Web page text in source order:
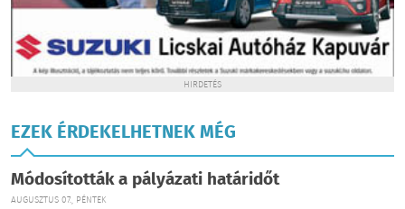
HIRDETÉS
EZEK ÉRDEKELHETNEK MÉG
Módosították a pályázati határidőt
AUGUSZTUS 07., PÉNTEK